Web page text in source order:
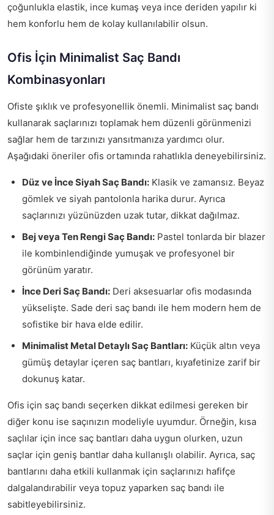
çoğunlukla elastik, ince kumaş veya ince deriden yapılır ki
hem konforlu hem de kolay kullanılabilir olsun.
Ofis İçin Minimalist Saç Bandı
Kombinasyonları
Ofiste şıklık ve profesyonellik önemli. Minimalist saç bandı
kullanarak saçlarınızı toplamak hem düzenli görünmenizi
sağlar hem de tarzınızı yansıtmanıza yardımcı olur.
Aşağıdaki öneriler ofis ortamında rahatlıkla deneyebilirsiniz.
Düz ve İnce Siyah Saç Bandı: Klasik ve zamansız. Beyaz
gömlek ve siyah pantolonla harika durur. Ayrıca
saçlarınızı yüzünüzden uzak tutar, dikkat dağılmaz.
Bej veya Ten Rengi Saç Bandı: Pastel tonlarda bir blazer
ile kombinlendiğinde yumuşak ve profesyonel bir
görünüm yaratır.
İnce Deri Saç Bandı: Deri aksesuarlar ofis modasında
yükselişte. Sade deri saç bandı ile hem modern hem de
sofistike bir hava elde edilir.
Minimalist Metal Detaylı Saç Bantları: Küçük altın veya
gümüş detaylar içeren saç bantları, kıyafetinize zarif bir
dokunuş katar.
Ofis için saç bandı seçerken dikkat edilmesi gereken bir
diğer konu ise saçınızın modeliyle uyumdur. Örneğin, kısa
saçlılar için ince saç bantları daha uygun olurken, uzun
saçlar için geniş bantlar daha kullanışlı olabilir. Ayrıca, saç
bantlarını daha etkili kullanmak için saçlarınızı hafifçe
dalgalandırabilir veya topuz yaparken saç bandı ile
sabitleyebilirsiniz.